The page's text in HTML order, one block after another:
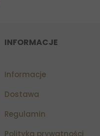
INFORMACJE
Informacje
Dostawa
Regulamin
Polityka prywatności